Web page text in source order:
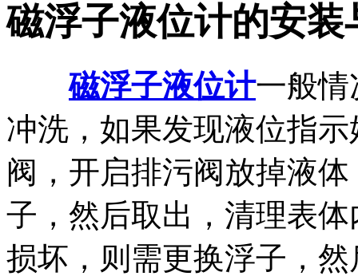
磁浮子液位计的安装
磁浮子液位计一般情
冲洗，如果发现液位指
阀，开启排污阀放掉液
子，然后取出，清理表
损坏，则需更换浮子，